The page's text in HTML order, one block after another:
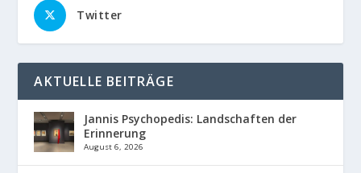
Twitter
AKTUELLE BEITRÄGE
Jannis Psychopedis: Landschaften der
Erinnerung
August 6, 2026